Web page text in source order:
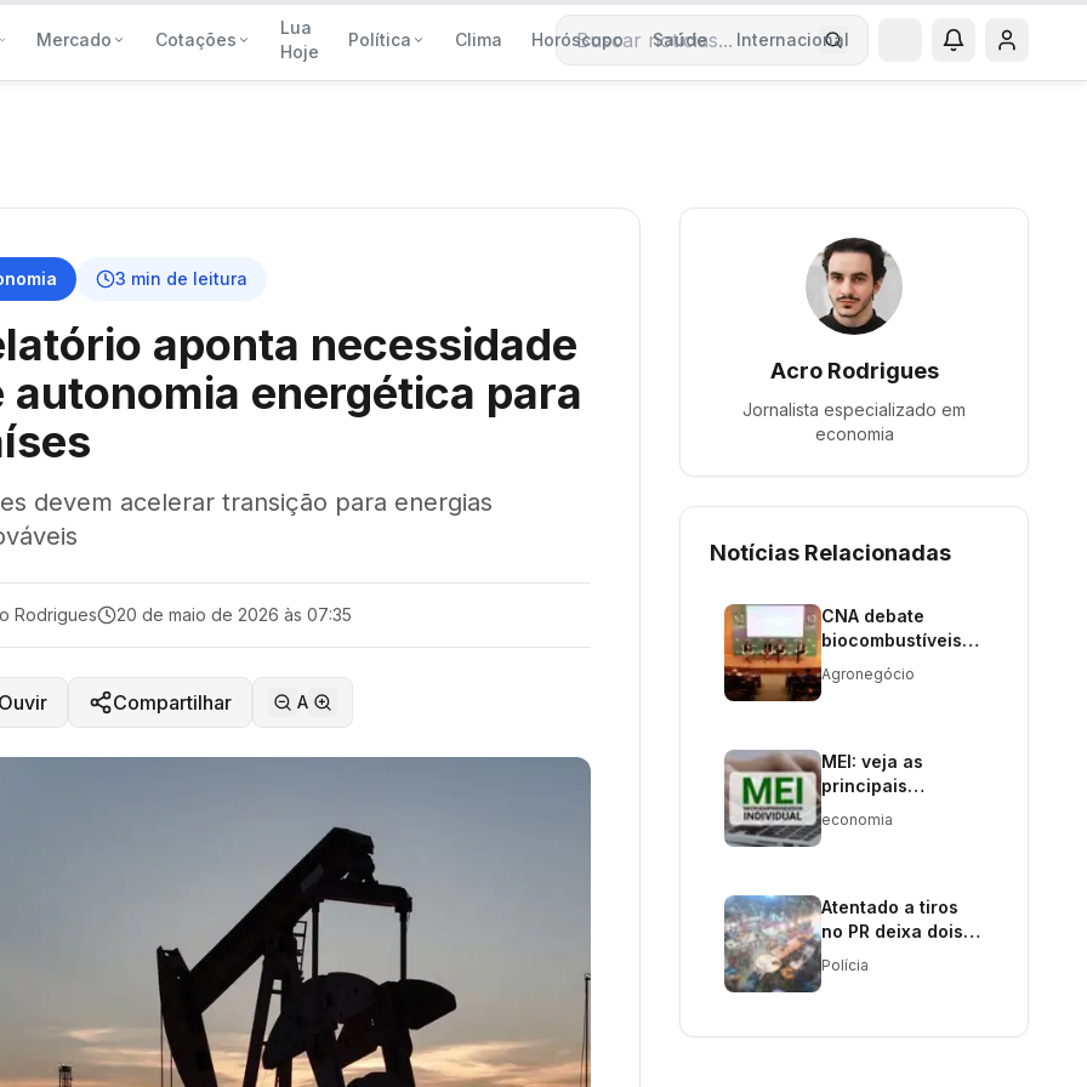
Mercado Cotações
Lua
Hoje
Política Clima Horóscopo Saúde Internacional
Buscar notícias
3 min de leitura
aponta necessidade
autonomia energética para
devem acelerar transição para energias
Rodrigues 20 de maio de 2026 às 07:35
Compartilhar A
Acro Rodrigues
Jornalista especializado em
economia
Notícias Relacionadas
CNA debate
biocombustíveis
para
descarbonização
Agronegócio
MEI: veja as
principais
obrigações do
economia
Atentado a tiros
no PR deixa dois
mortos e três
Polícia